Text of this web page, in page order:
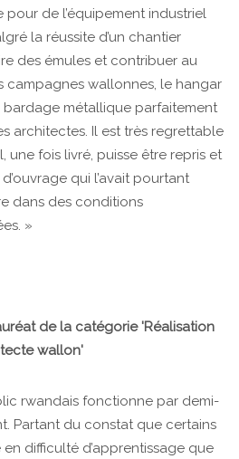
de l’équipement industriel
la réussite d’un chantier
des émules et contribuer au
campagnes wallonnes, le hangar
bardage métallique parfaitement
architectes. Il est très regrettable
une fois livré, puisse être repris et
qui l’avait pourtant
dans des conditions
»
de la catégorie 'Réalisation
wallon'
rwandais fonctionne par demi-
Partant du constat que certains
difficulté d’apprentissage que